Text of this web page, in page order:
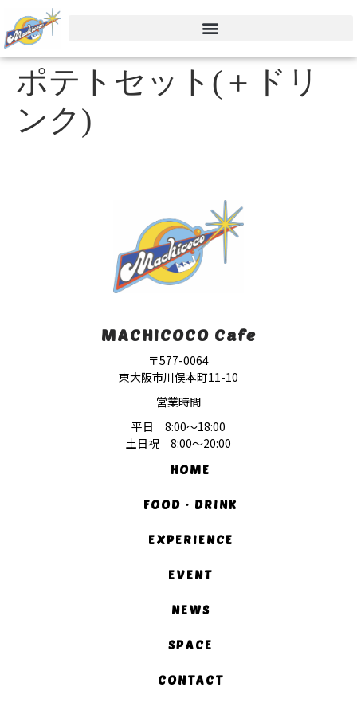
ポテトセット(＋ドリ
ンク)
MACHICOCO Cafe
〒577-0064
東大阪市川俣本町11-10
営業時間
平日 8:00〜18:00
土日祝 8:00〜20:00
HOME
FOOD・DRINK
EXPERIENCE
EVENT
NEWS
SPACE
CONTACT